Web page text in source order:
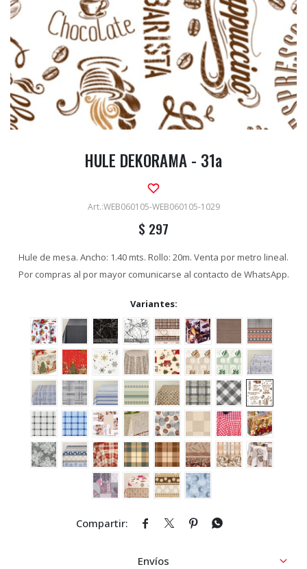
HULE DEKORAMA - 31a
WEB060105-WEB060105-1029
$ 297
Hule de mesa. Ancho: 1.40 mts. Rollo: 20m. Venta por metro lineal.
Por compras al por mayor comunicarse al contacto de WhatsApp.
Variantes:
   
Envíos